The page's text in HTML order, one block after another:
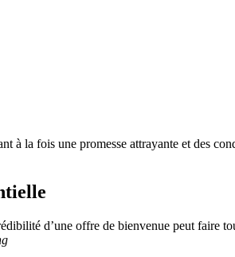
la fois une promesse attrayante et des
d’une offre de bienvenue peut faire